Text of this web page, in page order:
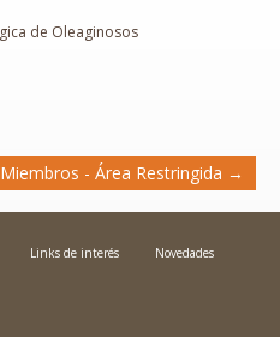
Miembros - Área Restringida →
Links de interés Novedades